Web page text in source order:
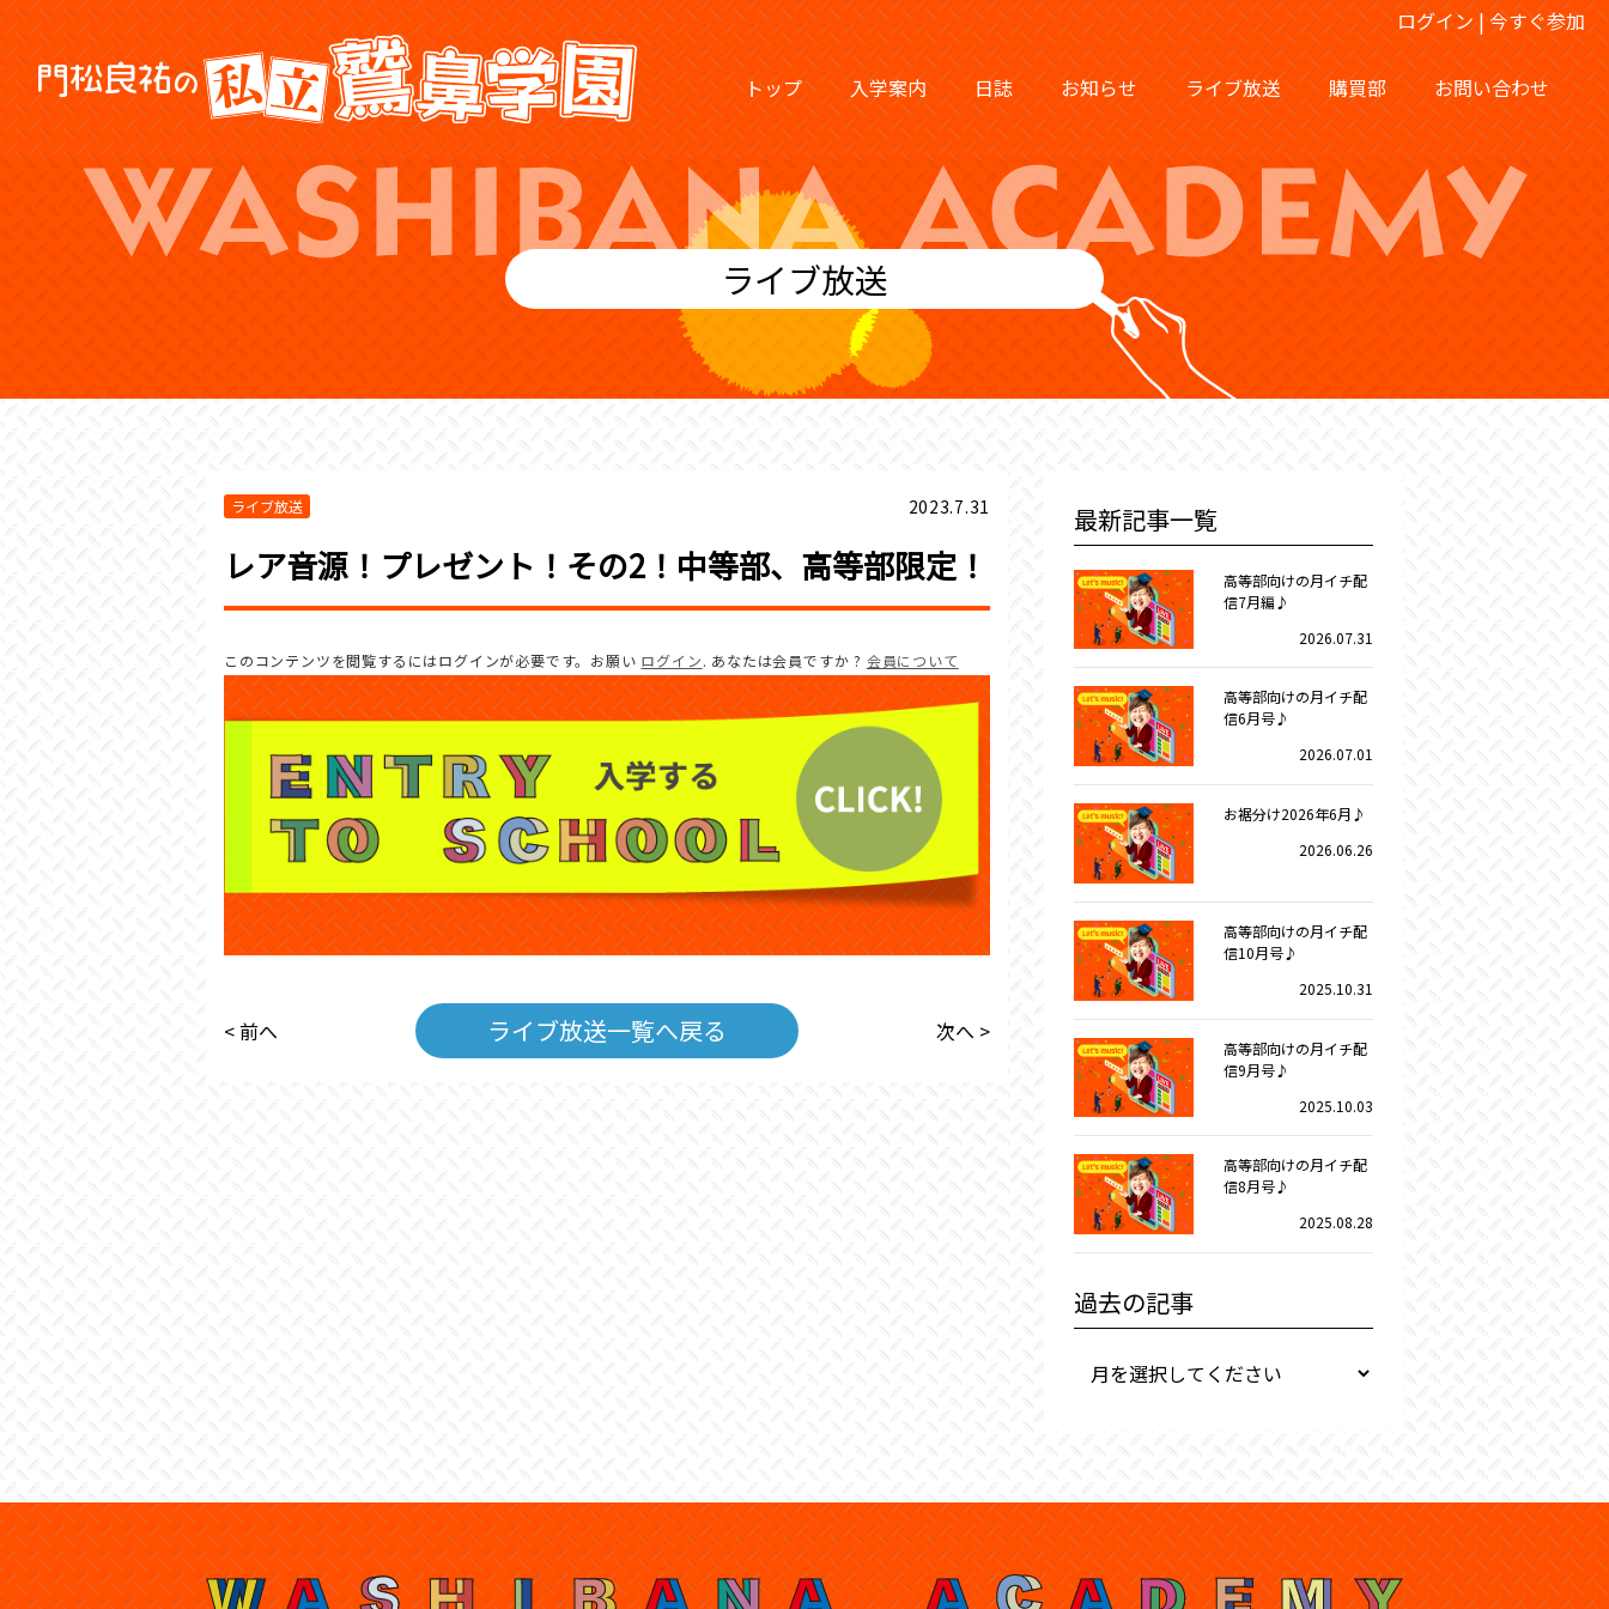
ログイン | 今すぐ参加
トップ 入学案内 日誌 お知らせ ライブ放送 購買部 お問い合わせ
ライブ放送
ライブ放送 2023.7.31
レア音源！プレゼント！その2！中等部、高等部限定！
このコンテンツを閲覧するにはログインが必要です。お願い ログイン. あなたは会員ですか ? 会員について
< 前へ ライブ放送一覧へ戻る 次へ >
最新記事一覧
高等部向けの月イチ配
信7月編♪
2026.07.31
高等部向けの月イチ配
信6月号♪
2026.07.01
お裾分け2026年6月♪
2026.06.26
高等部向けの月イチ配
信10月号♪
2025.10.31
高等部向けの月イチ配
信9月号♪
2025.10.03
高等部向けの月イチ配
信8月号♪
2025.08.28
過去の記事